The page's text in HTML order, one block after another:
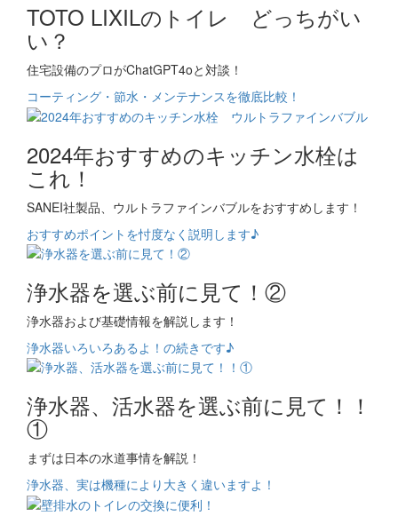
TOTO LIXILのトイレ どっちがい
い？
住宅設備のプロがChatGPT4oと対談！
コーティング・節水・メンテナンスを徹底比較！
2024年おすすめのキッチン水栓は
これ！
SANEI社製品、ウルトラファインバブルをおすすめします！
おすすめポイントを忖度なく説明します♪
浄水器を選ぶ前に見て！②
浄水器および基礎情報を解説します！
浄水器いろいろあるよ！の続きです♪
浄水器、活水器を選ぶ前に見て！！
①
まずは日本の水道事情を解説！
浄水器、実は機種により大きく違いますよ！